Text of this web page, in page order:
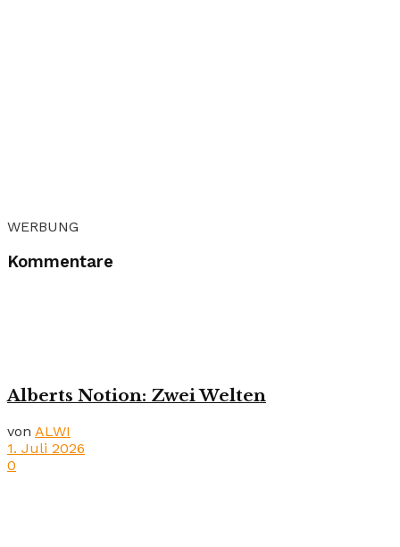
WERBUNG
Kommentare
Alberts Notion: Zwei Welten
von ALWI
1. Juli 2026
0